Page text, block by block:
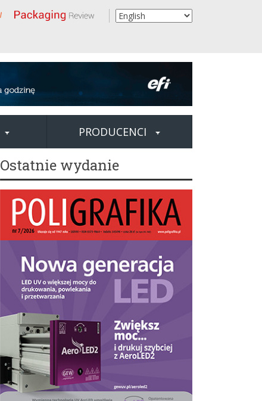
PRODUCENCI
Ostatnie wydanie